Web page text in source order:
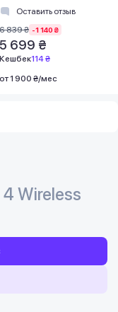
Оставить отзыв
6 839 ₴ -1 140 ₴
5 699 ₴
Кешбек114 ₴
от 1 900 ₴/мес
Wireless